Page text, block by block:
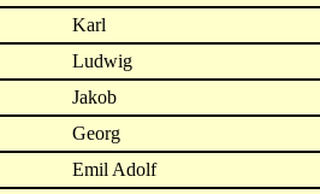
Karl
Ludwig
Jakob
Georg
Emil Adolf